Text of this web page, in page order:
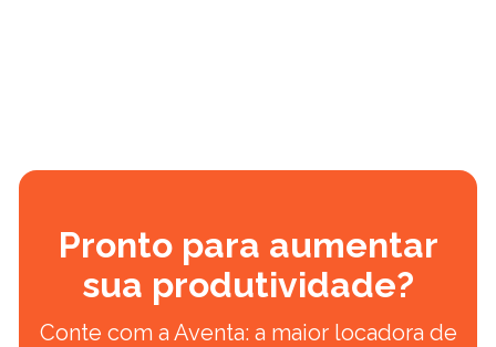
Pronto para aumentar
sua produtividade?
Conte com a Aventa: a maior locadora de